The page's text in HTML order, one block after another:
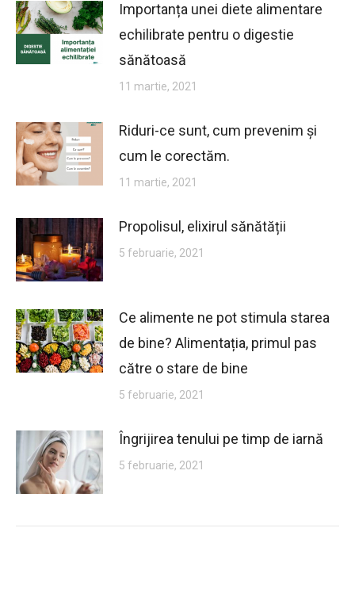
Importanța unei diete alimentare
echilibrate pentru o digestie
sănătoasă
11 martie, 2021
Riduri-ce sunt, cum prevenim și
cum le corectăm.
11 martie, 2021
Propolisul, elixirul sănătății
5 februarie, 2021
Ce alimente ne pot stimula starea
de bine? Alimentația, primul pas
către o stare de bine
5 februarie, 2021
Îngrijirea tenului pe timp de iarnă
5 februarie, 2021